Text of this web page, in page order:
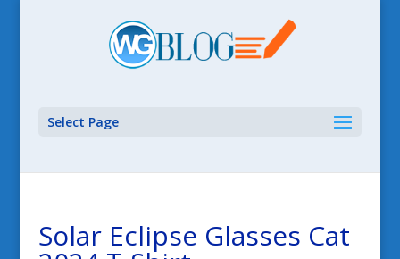
Select Page
Solar Eclipse Glasses Cat